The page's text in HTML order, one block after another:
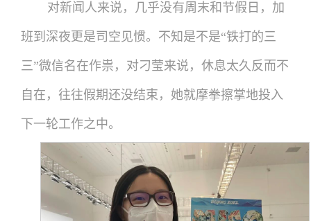
对新闻人来说，几乎没有周末和节假日，加
班到深夜更是司空见惯。不知是不是“铁打的三
三”微信名在作祟，对刁莹来说，休息太久反而不
自在，往往假期还没结束，她就摩拳擦掌地投入
下一轮工作之中。